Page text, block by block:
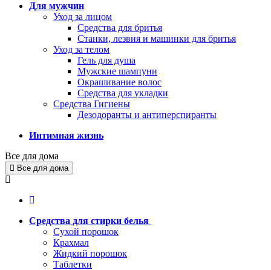
Для мужчин
Уход за лицом
Средства для бритья
Станки, лезвия и машинки для бритья
Уход за телом
Гель для душа
Мужские шампуни
Окрашивание волос
Средства для укладки
Средства Гигиены
Дезодоранты и антиперспиранты
Интимная жизнь
Все для дома
Все для дома
Средства для стирки белья
Сухой порошок
Крахмал
Жидкий порошок
Таблетки